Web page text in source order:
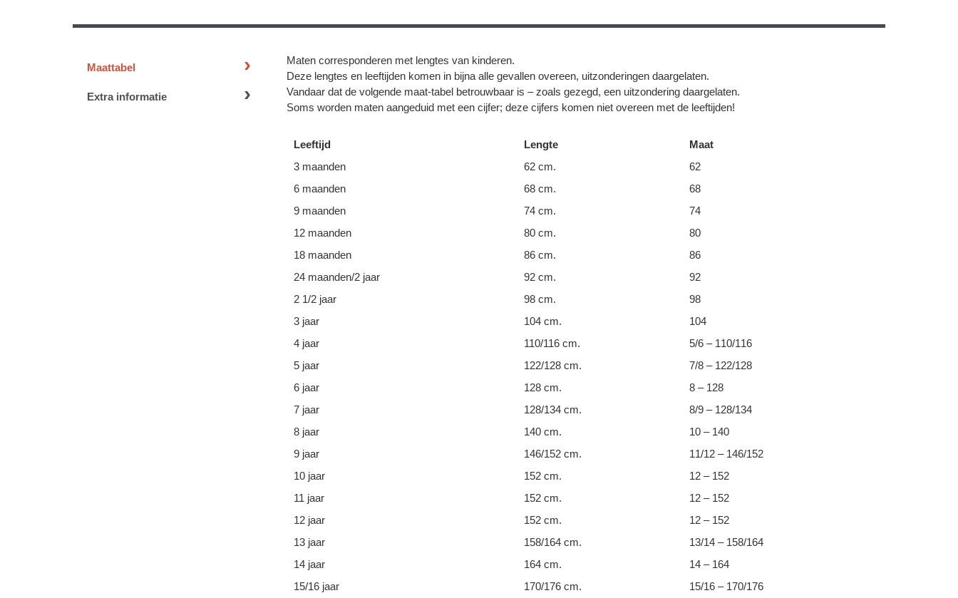
Maattabel
Extra informatie
Maten corresponderen met lengtes van kinderen.
Deze lengtes en leeftijden komen in bijna alle gevallen overeen, uitzonderingen daargelaten.
Vandaar dat de volgende maat-tabel betrouwbaar is – zoals gezegd, een uitzondering daargelaten.
Soms worden maten aangeduid met een cijfer; deze cijfers komen niet overeen met de leeftijden!
Leeftijd Lengte
Maat
3 maanden
62 cm.
62
6 maanden
68 cm.
68
9 maanden
74 cm.
74
12 maanden
80 cm.
80
18 maanden
86 cm.
86
24 maanden/2 jaar
92 cm.
92
2 1/2 jaar
98 cm.
98
3 jaar
104 cm.
104
4 jaar
110/116 cm.
5/6 – 110/116
5 jaar
122/128 cm.
7/8 – 122/128
6 jaar
128 cm.
8 – 128
7 jaar
128/134 cm.
8/9 – 128/134
8 jaar
140 cm.
10 – 140
9 jaar
146/152 cm.
11/12 – 146/152
10 jaar
152 cm.
12 – 152
11 jaar
152 cm.
12 – 152
12 jaar
152 cm.
12 – 152
13 jaar
158/164 cm.
13/14 – 158/164
14 jaar
164 cm.
14 – 164
15/16 jaar
170/176 cm. 15/16 – 170/176